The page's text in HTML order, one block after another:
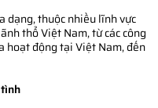
dạng, thuộc nhiều lĩnh vực
thổ Việt Nam, từ các công
hoạt động tại Việt Nam, đến